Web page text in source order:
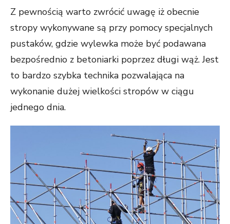
Z pewnością warto zwrócić uwagę iż obecnie
stropy wykonywane są przy pomocy specjalnych
pustaków, gdzie wylewka może być podawana
bezpośrednio z betoniarki poprzez długi wąż. Jest
to bardzo szybka technika pozwalająca na
wykonanie dużej wielkości stropów w ciągu
jednego dnia.